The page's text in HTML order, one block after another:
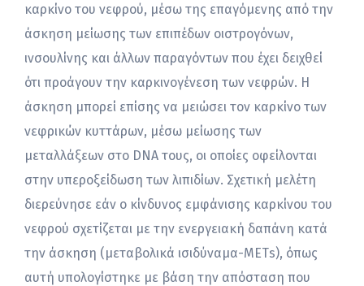
καρκίνο του νεφρού, μέσω της επαγόμενης από την
άσκηση μείωσης των επιπέδων οιστρογόνων,
ινσουλίνης και άλλων παραγόντων που έχει δειχθεί
ότι προάγουν την καρκινογένεση των νεφρών. Η
άσκηση μπορεί επίσης να μειώσει τον καρκίνο των
νεφρικών κυττάρων, μέσω μείωσης των
μεταλλάξεων στο DNA τους, οι οποίες οφείλονται
στην υπεροξείδωση των λιπιδίων. Σχετική μελέτη
διερεύνησε εάν ο κίνδυνος εμφάνισης καρκίνου του
νεφρού σχετίζεται με την ενεργειακή δαπάνη κατά
την άσκηση (μεταβολικά ισιδύναμα-ΜΕΤs), όπως
αυτή υπολογίστηκε με βάση την απόσταση που